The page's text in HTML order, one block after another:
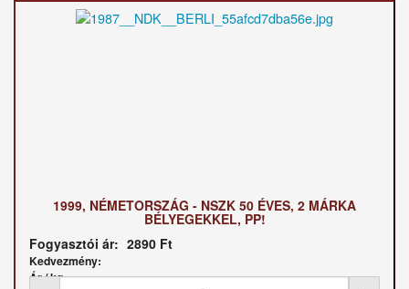
1999, NÉMETORSZÁG - NSZK 50 ÉVES, 2 MÁRKA
BÉLYEGEKKEL, PP!
Fogyasztói ár: 2890 Ft
Kedvezmény:
Ár / kg: